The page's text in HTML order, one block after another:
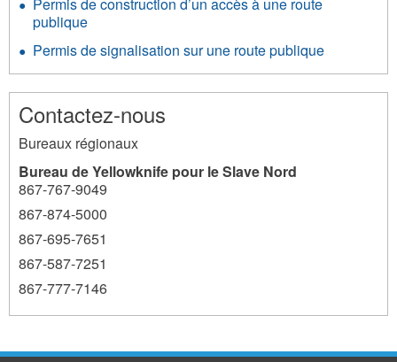
publique
Permis de signalisation sur une route publique
Contactez-nous
Bureaux régionaux
Bureau de Yellowknife pour le Slave Nord
867-767-9049
867-874-5000
867-695-7651
867-587-7251
867-777-7146